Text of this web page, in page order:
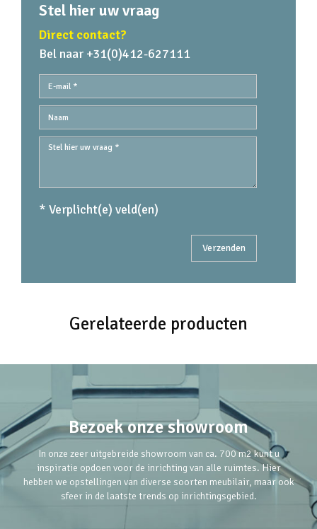
Stel hier uw vraag
Direct contact?
Bel naar +31(0)412-627111
* Verplicht(e) veld(en)
Gerelateerde producten
Bezoek onze showroom
In onze zeer uitgebreide showroom van ca. 700 m2 kunt u
inspiratie opdoen voor de inrichting van alle ruimtes. Hier
hebben we opstellingen van diverse soorten meubilair, maar ook
sfeer in de laatste trends op inrichtingsgebied.